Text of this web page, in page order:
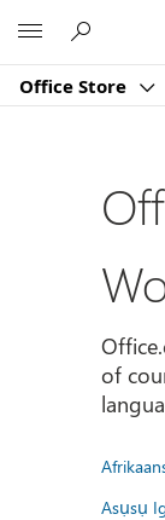
Office Store
of
Asụsụ